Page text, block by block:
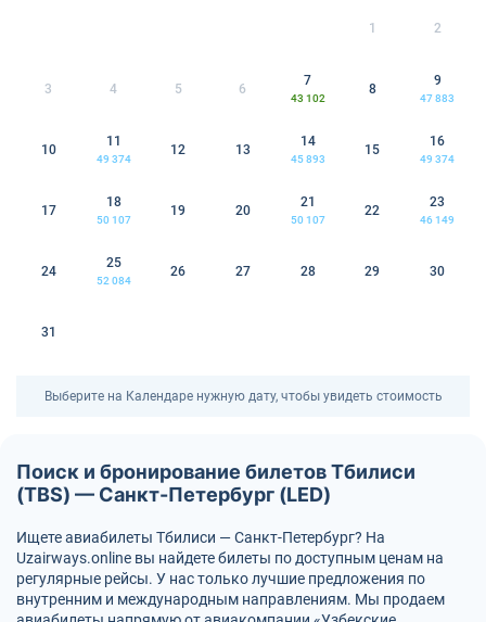
1 2
3 4 5 6
7
43 102
8
9
47 883
10
11
49 374
12 13
14
45 893
15
16
49 374
17
18
50 107
19 20
21
50 107
22
23
46 149
24
25
52 084
26 27 28 29 30
31
Выберите на Календаре нужную дату, чтобы увидеть стоимость
Поиск и бронирование билетов Тбилиси
(TBS) — Санкт-Петербург (LED)
Ищете авиабилеты Тбилиси — Санкт-Петербург? На
Uzairways.online вы найдете билеты по доступным ценам на
регулярные рейсы. У нас только лучшие предложения по
внутренним и международным направлениям. Мы продаем